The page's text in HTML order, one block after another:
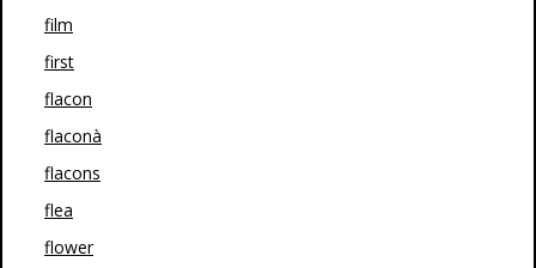
film
first
flacon
flaconà
flacons
flea
flower